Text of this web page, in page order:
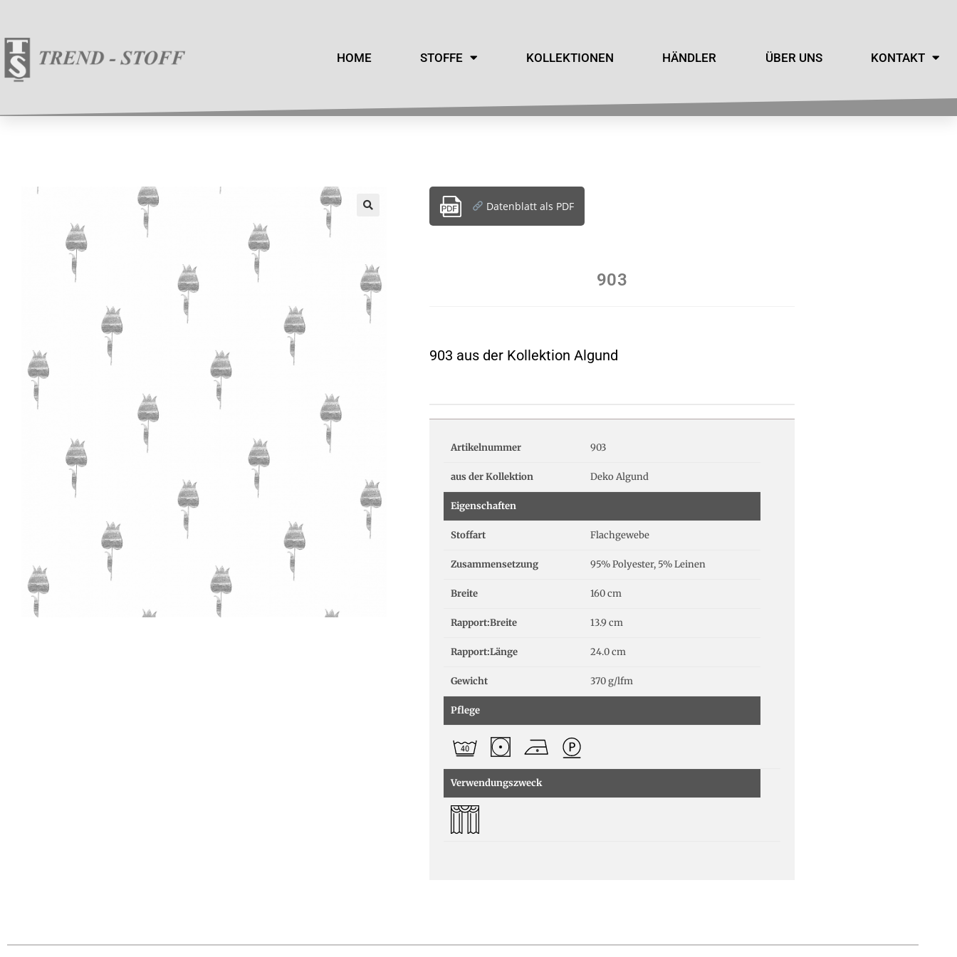
HOME STOFFE KOLLEKTIONEN HÄNDLER ÜBER UNS KONTAKT
Datenblatt als PDF
903
903 aus der Kollektion Algund
Artikelnummer 903
aus der Kollektion Deko Algund
Eigenschaften
Stoffart Flachgewebe
Zusammensetzung 95% Polyester, 5% Leinen
Breite 160 cm
Rapport:Breite 13.9 cm
Rapport:Länge 24.0 cm
Gewicht 370 g/lfm
Pflege
Verwendungszweck